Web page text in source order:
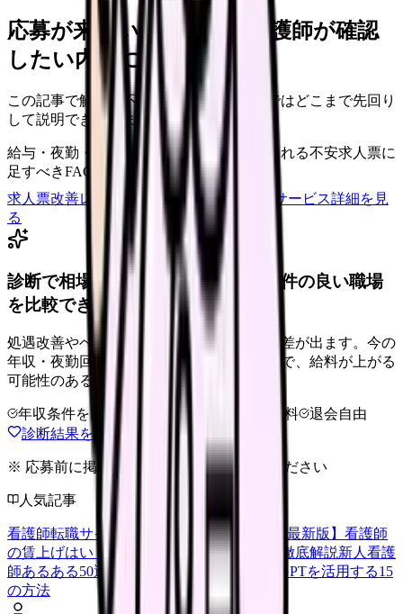
応募が来ない求人票を、看護師が確認
したい内容に直せます
この記事で触れた不安を、自院の求人票ではどこまで先回り
して説明できていますか？
給与・夜勤・休日の見せ方応募前に離脱される不安求人票に
足すべきFAQ
求人票改善レビューの見積もりを依頼
サービス詳細を見
る
診断で相場より低いと感じたら、条件の良い職場
を比較できます。
処遇改善やベースアップは職場ごとに反映差が出ます。今の
年収・夜勤回数・希望条件を整理したうえで、給料が上がる
可能性のある求人を相談できます。
年収条件を比較 夜勤なしも相談 完全無料
退会自由
診断結果をもとに職場を相談する
※ 応募前に掲載元の最新情報を確認してください
人気記事
看護師転職サイトランキングTOP5【2026年最新版】 看護師
の賃上げはいくら？2026年度の最新情報を徹底解説新人看護
師あるある50選【共感必至】
看護師がChatGPTを活用する15
の方法